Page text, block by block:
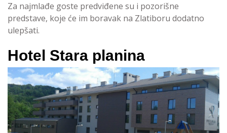
Za najmlađe goste predviđene su i pozorišne
predstave, koje će im boravak na Zlatiboru dodatno
ulepšati.
Hotel Stara planina